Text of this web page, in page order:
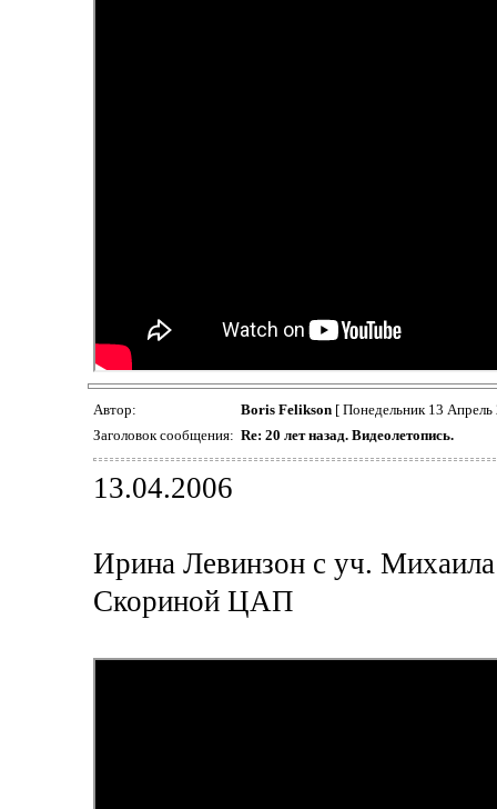
Автор: Boris Felikson[ Понедельник 13
Заголовок сообщения: Re: 20 лет назад. Видеолетопись.
13.04.2006
Ирина Левинзон с уч.
Скориной ЦАП